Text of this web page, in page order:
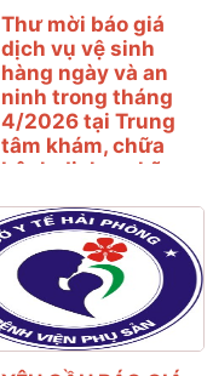
thầu “Dịch vụ cung cấp
suất ăn trong tháng
4/2026 tại Trung tâm
khám, chữa bệnh dịch vụ
kỹ thuật cao- Bệnh viện
Phụ sản Hải Phòng” với
nội dung cụ thể như sau
Thư mời báo giá
dịch vụ vệ sinh
hàng ngày và an
ninh trong tháng
4/2026 tại Trung
tâm khám, chữa
bệnh dịch vụ kỹ
viện Phụ sản Hải
Phòng
Bệnh viện Phụ sản Hải
Phòng có nhu cầu tiếp
nhận báo giá để tham
khảo xây dựng giá gói
thầu, làm cơ sở tổ chức